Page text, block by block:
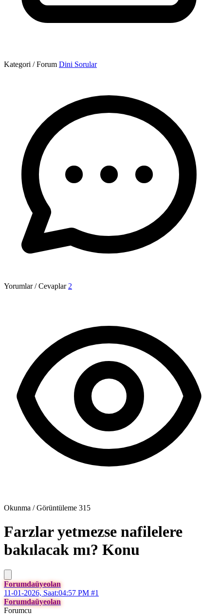
Kategori / Forum Dini Sorular
Yorumlar / Cevaplar 2
Okunma / Görüntüleme 315
Farzlar yetmezse nafilelere
bakılacak mı? Konu
Forumdaüyeolan
11-01-2026, Saat:04:57 PM #1
Forumdaüyeolan
Forumcu